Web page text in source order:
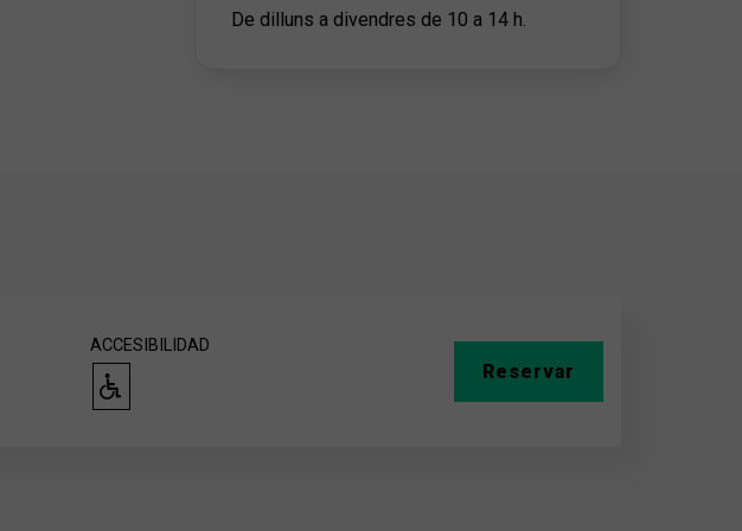
De dilluns a divendres de 10 a 14 h.
ACCESIBILIDAD
Reservar